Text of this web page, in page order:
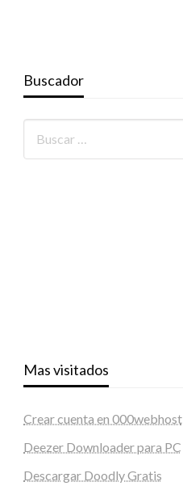
Buscador
Mas visitados
Crear cuenta en 000webhost
Deezer Downloader para PC
Descargar Doodly Gratis